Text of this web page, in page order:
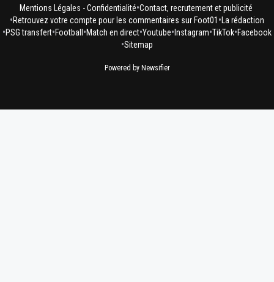
Mentions Légales - Confidentialité•Contact, recrutement et publicité
•Retrouvez votre compte pour les commentaires sur Foot01 •La rédaction
•PSG transfert•Football •Match en direct•Youtube• Instagram•TikTok•Facebook
•Sitemap
Powered by Newsifier